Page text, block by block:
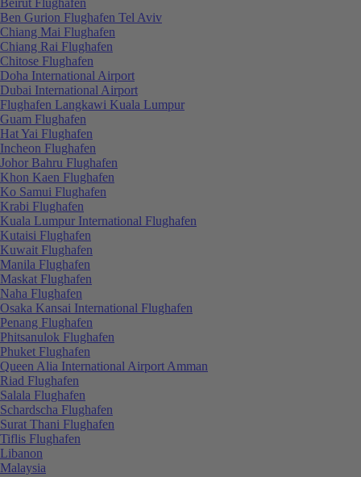
Ben Gurion Flughafen Tel Aviv
Chiang Mai Flughafen
Chiang Rai Flughafen
Chitose Flughafen
Doha International Airport
Dubai International Airport
Flughafen Langkawi Kuala Lumpur
Guam Flughafen
Hat Yai Flughafen
Incheon Flughafen
Johor Bahru Flughafen
Khon Kaen Flughafen
Ko Samui Flughafen
Krabi Flughafen
Kuala Lumpur International Flughafen
Kutaisi Flughafen
Kuwait Flughafen
Manila Flughafen
Maskat Flughafen
Naha Flughafen
Osaka Kansai International Flughafen
Penang Flughafen
Phitsanulok Flughafen
Phuket Flughafen
Queen Alia International Airport Amman
Riad Flughafen
Salala Flughafen
Schardscha Flughafen
Surat Thani Flughafen
Tiflis Flughafen
Libanon
Malaysia